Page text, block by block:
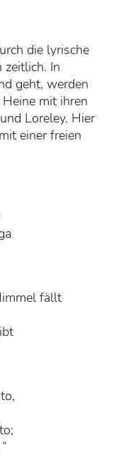
die lyrische
In
geht, werden
mit ihren
Loreley. Hier
einer freien
fällt